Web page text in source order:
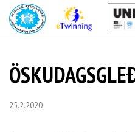
25.2.2020